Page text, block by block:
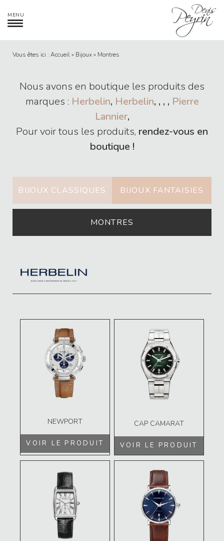
to
content
MENU
Vous êtes ici : Accueil» Bijoux» Montres
Nous avons en boutique les produits des
marques : Herbelin, Herbelin, , , , Pierre
Lannier,
Pour voir tous les produits, rendez-vous en
boutique !
BIJOUX CLASSIQUES BIJOUX FANTAISIES
MONTRES
NEWPORT
VOIR LE PRODUIT
CAP CAMARAT
VOIR LE PRODUIT